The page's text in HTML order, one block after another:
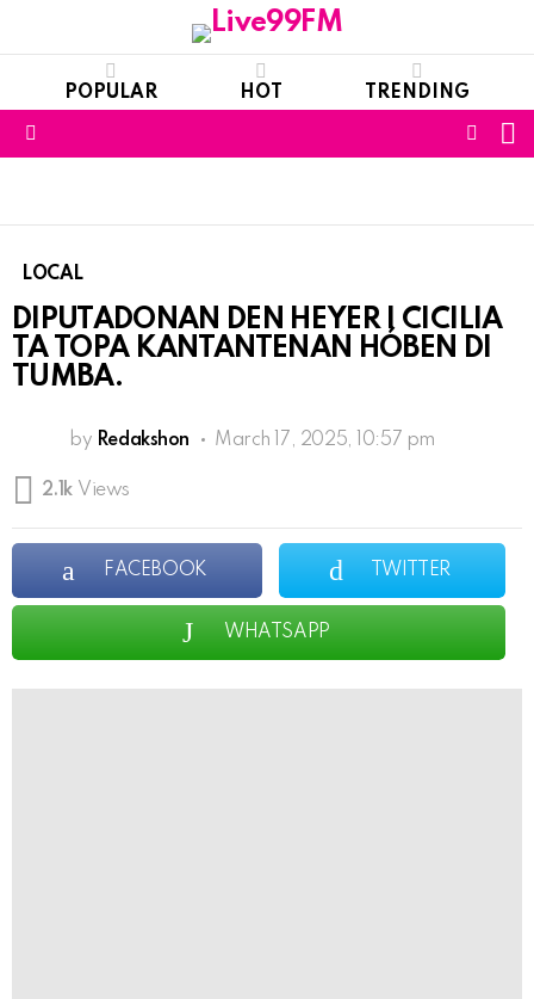
POPULAR HOT TRENDING
LOCAL
DIPUTADONAN DEN HEYER I CICILIA
TA TOPA KANTANTENAN HÓBEN DI
TUMBA.
by Redakshon March 17, 2025, 10:57 pm
2.1k Views
FACEBOOK TWITTER
WHATSAPP